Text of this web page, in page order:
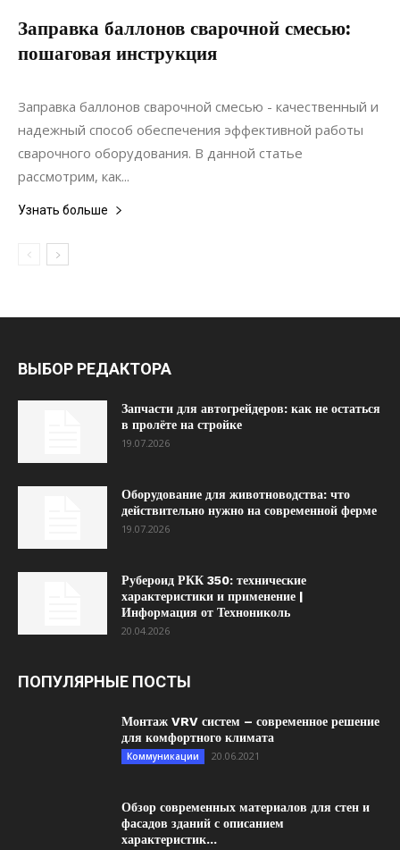
Заправка баллонов сварочной смесью:
пошаговая инструкция
14.05.2024
Заправка баллонов сварочной смесью - качественный и
надежный способ обеспечения эффективной работы
сварочного оборудования. В данной статье
рассмотрим, как...
Узнать больше
ВЫБОР РЕДАКТОРА
Запчасти для автогрейдеров: как не остаться
в пролёте на стройке
19.07.2026
Оборудование для животноводства: что
действительно нужно на современной ферме
19.07.2026
Рубероид РКК 350: технические
характеристики и применение |
Информация от Технониколь
20.04.2026
ПОПУЛЯРНЫЕ ПОСТЫ
Монтаж VRV систем – современное решение
для комфортного климата
Коммуникации 20.06.2021
Обзор современных материалов для стен и
фасадов зданий с описанием
характеристик...